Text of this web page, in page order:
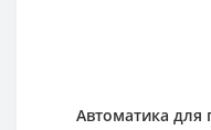
Автоматика для